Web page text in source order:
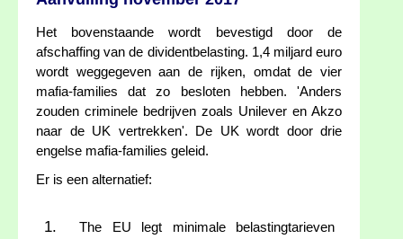
Het bovenstaande wordt bevestigd door de
afschaffing van de dividentbelasting. 1,4 miljard euro
wordt weggegeven aan de rijken, omdat de vier
mafia-families dat zo besloten hebben. 'Anders
zouden criminele bedrijven zoals Unilever en Akzo
naar de UK vertrekken'. De UK wordt door drie
engelse mafia-families geleid.
Er is een alternatief:
The EU legt minimale belastingtarieven